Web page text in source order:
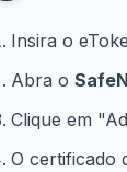
Insira o
Abra o
Clique em
O certificado